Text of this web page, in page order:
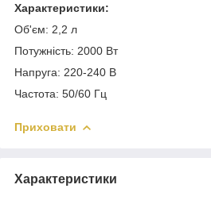
Характеристики:
Об'єм: 2,2 л
Потужність: 2000 Вт
Напруга: 220-240 В
Частота: 50/60 Гц
Приховати
Характеристики